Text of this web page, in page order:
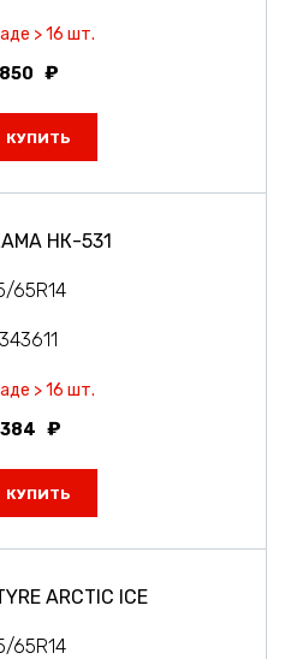
> 16 шт.
КУПИТЬ
НК-531
65R14
> 16 шт.
КУПИТЬ
ARCTIC ICE
65R14